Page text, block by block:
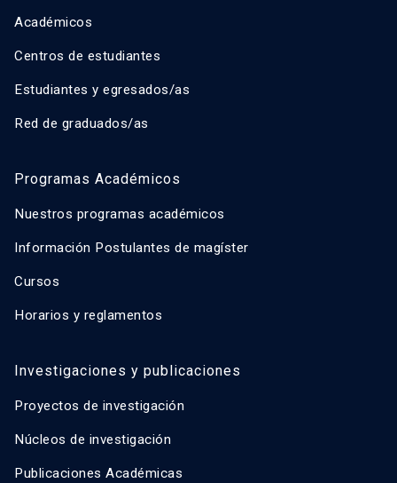
Académicos
Centros de estudiantes
Estudiantes y egresados/as
Red de graduados/as
Programas Académicos
Nuestros programas académicos
Información Postulantes de magíster
Cursos
Horarios y reglamentos
Investigaciones y publicaciones
Proyectos de investigación
Núcleos de investigación
Publicaciones Académicas